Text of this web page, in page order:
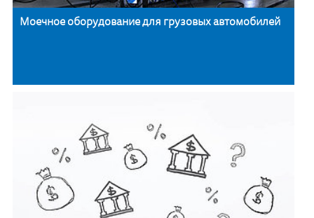
Моечное оборудование для грузовых автомобилей